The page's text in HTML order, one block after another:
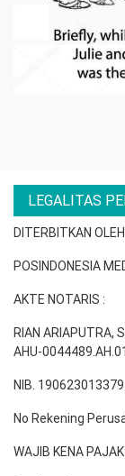
LEGALITAS
DITERBITKAN
POSINDONESIA
AKTE NOTARIS :
RIAN ARIAPUTRA,
AHU-
NIB.
No Rekening
WAJIB KENA